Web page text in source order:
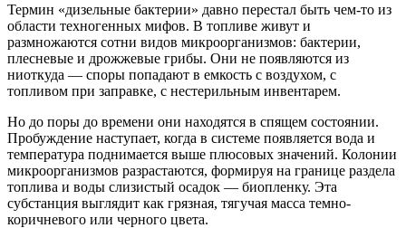
Термин «дизельные бактерии» давно перестал быть чем-то из
области техногенных мифов. В топливе живут и
размножаются сотни видов микроорганизмов: бактерии,
плесневые и дрожжевые грибы. Они не появляются из
ниоткуда — споры попадают в емкость с воздухом, с
топливом при заправке, с нестерильным инвентарем.
Но до поры до времени они находятся в спящем состоянии.
Пробуждение наступает, когда в системе появляется вода и
температура поднимается выше плюсовых значений. Колонии
микроорганизмов разрастаются, формируя на границе раздела
топлива и воды слизистый осадок — биопленку. Эта
субстанция выглядит как грязная, тягучая масса темно-
коричневого или черного цвета.